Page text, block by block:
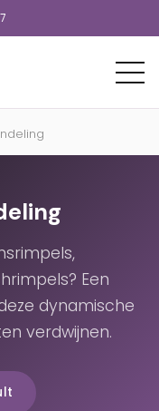
Een
dynamische
verdwijnen.